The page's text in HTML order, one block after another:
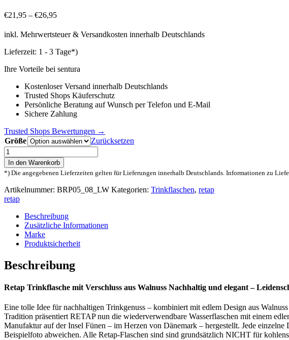
€21,95 – €26,95
inkl. Mehrwertsteuer & Versandkosten innerhalb Deutschlands
Lieferzeit: 1 - 3 Tage*)
Ihre Vorteile bei sentura
Kostenloser Versand innerhalb Deutschlands
Trusted Shops Käuferschutz
Persönliche Beratung auf Wunsch per Telefon und E-Mail
Sichere Zahlung
Trusted Shops Bewertungen →
Größe
Zurücksetzen
Retap
Trinkflasche
mit
Verschluss
aus
Walnuss
Menge
In den Warenkorb
*) Die angegebenen Lieferzeiten gelten für Lieferungen innerhalb Deutschlands. Informationen zu
Artikelnummer: BRP05_08_LW Kategorien: Trinkflaschen, retap
retap
Beschreibung
Zusätzliche Informationen
Marke
Produktsicherheit
Beschreibung
Retap Trinkflasche mit Verschluss aus Walnuss Nachhaltig und elegant –
Eine tolle Idee für nachhaltigen Trinkgenuss – kombiniert mit edlem Design aus
Tradition präsentiert RETAP nun die wiederverwendbare Wasserflaschen mit einem
Manufaktur auf der Insel Fünen – im Herzen von Dänemark – hergestellt. Jede
Beispielfoto abweichen. Alle Retap-Flaschen sind sind grundsätzlich NICHT für